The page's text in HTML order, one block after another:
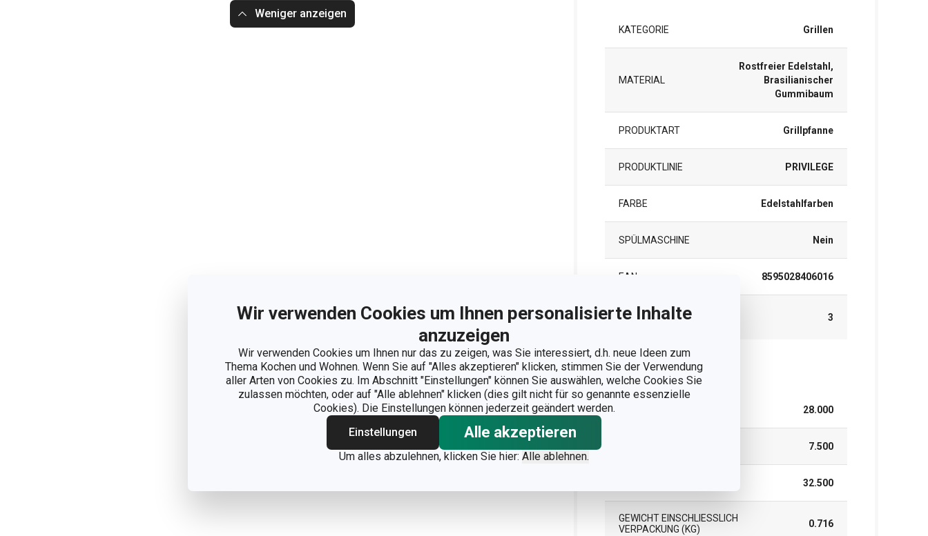
Wir verwenden Cookies um Ihnen personalisierte Inhalte
anzuzeigen
Wir verwenden Cookies um Ihnen nur das zu zeigen, was Sie interessiert, d.h. neue Ideen zum
Thema Kochen und Wohnen. Wenn Sie auf "Alles akzeptieren" klicken, stimmen Sie der Verwendung
aller Arten von Cookies zu. Im Abschnitt "Einstellungen" können Sie auswählen, welche Cookies Sie
zulassen möchten, oder auf "Alle ablehnen" klicken (dies gilt nicht für so genannte essenzielle
Cookies). Die Einstellungen können jederzeit geändert werden.
Einstellungen
Alle akzeptieren
Um alles abzulehnen, klicken Sie hier: Alle ablehnen.
Weniger anzeigen
KATEGORIE Grillen
MATERIAL
Rostfreier Edelstahl,
Brasilianischer
Gummibaum
PRODUKTART Grillpfanne
PRODUKTLINIE PRIVILEGE
FARBE Edelstahlfarben
SPÜLMASCHINE Nein
EAN 8595028406016
GARANTIE (IN
JAHREN)
3
Verpackung
28.000
7.500
32.500
GEWICHT EINSCHLIESSLICH V
ERPACKUNG (KG)
0.716